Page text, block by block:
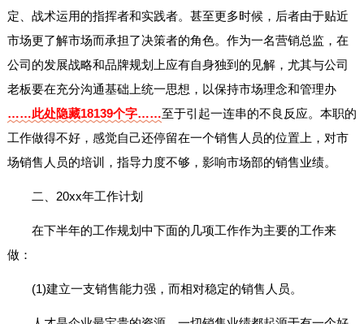
定、战术运用的指挥者和实践者。甚至更多时候，后者由于贴近
市场更了解市场而承担了决策者的角色。作为一名营销总监，在
公司的发展战略和品牌规划上应有自身独到的见解，尤其与公司
老板要在充分沟通基础上统一思想，以保持市场理念和管理办
……此处隐藏18139个字……至于引起一连串的不良反应。本职的
工作做得不好，感觉自己还停留在一个销售人员的位置上，对市
场销售人员的培训，指导力度不够，影响市场部的销售业绩。
二、20xx年工作计划
在下半年的工作规划中下面的几项工作作为主要的工作来
做：
(1)建立一支销售能力强，而相对稳定的销售人员。